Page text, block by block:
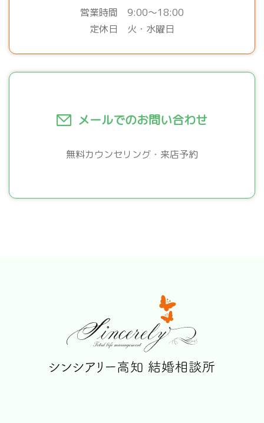
営業時間 9:00～18:00
定休日 火・水曜日
メールでのお問い合わせ
無料カウンセリング・来店予約